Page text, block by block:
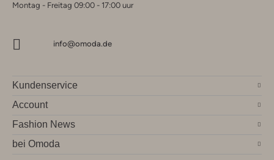
Montag - Freitag 09:00 - 17:00 uur
info@omoda.de
Kundenservice
Account
Fashion News
bei Omoda